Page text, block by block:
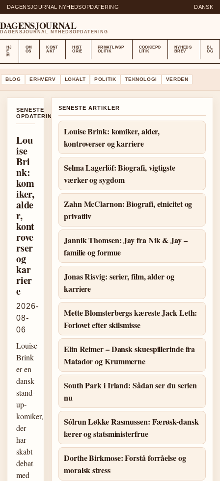
DAGENSJOURNAL NYHEDSOPDATERING DANSK
DAGENSJOURNAL
DAGENSJOURNAL NYHEDSOPDATERING
HJ
E
M
OM
OS
KONT
AKT
HIST
ORIE
PRIVATLIVSP
OLITIK
COOKIEPO
LITIK
NYHEDS
BREV
BL
OG
BLOG ERHVERV LOKALT POLITIK TEKNOLOGI VERDEN
SENESTE
OPDATERINGER
Lou
ise
Bri
nk:
kom
iker,
alde
r,
kont
rove
rser
og
kar
rier
e
2026-
08-
06
Louise
Brink
er en
dansk
stand-
up-
komiker,
der
har
skabt
debat
med
SENESTE ARTIKLER
Louise Brink: komiker, alder,
kontroverser og karriere
Selma Lagerlöf: Biografi, vigtigste
værker og sygdom
Zahn McClarnon: Biografi, etnicitet og
privatliv
Jannik Thomsen: Jay fra Nik & Jay –
familie og formue
Jonas Risvig: serier, film, alder og
karriere
Mette Blomsterbergs kæreste Jack Leth:
Forlovet efter skilsmisse
Elin Reimer – Dansk skuespillerinde fra
Matador og Krummerne
South Park i Irland: Sådan ser du serien
nu
Sólrun Løkke Rasmussen: Færøsk-dansk
lærer og statsministerfrue
Dorthe Birkmose: Forstå forråelse og
moralsk stress